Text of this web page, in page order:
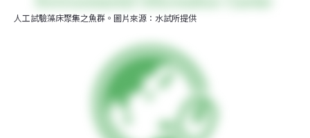
人工試驗藻床聚集之魚群。圖片來源：水試所提供